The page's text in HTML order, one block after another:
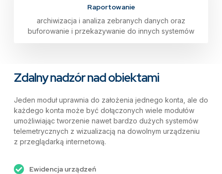
Raportowanie
archiwizacja i analiza zebranych danych oraz
buforowanie i przekazywanie do innych systemów
Zdalny nadzór nad obiektami
Jeden moduł uprawnia do założenia jednego konta, ale do
każdego konta może być dołączonych wiele modułów
umożliwiając tworzenie nawet bardzo dużych systemów
telemetrycznych z wizualizacją na dowolnym urządzeniu
z przeglądarką internetową.
Ewidencja urządzeń